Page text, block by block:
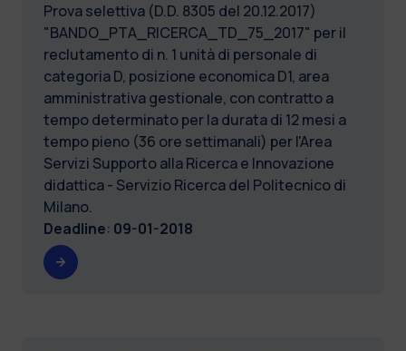
Prova selettiva (D.D. 8305 del 20.12.2017)
"BANDO_PTA_RICERCA_TD_75_2017" per il
reclutamento di n. 1 unità di personale di
categoria D, posizione economica D1, area
amministrativa gestionale, con contratto a
tempo determinato per la durata di 12 mesi a
tempo pieno (36 ore settimanali) per l'Area
Servizi Supporto alla Ricerca e Innovazione
didattica - Servizio Ricerca del Politecnico di
Milano.
Deadline: 09-01-2018